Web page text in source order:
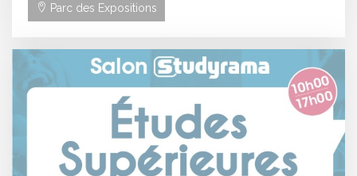
Parc des Expositions